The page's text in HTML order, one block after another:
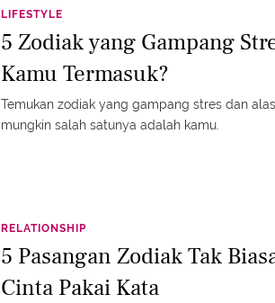
LIFESTYLE
5 Zodiak yang Gampang
Kamu Termasuk?
Temukan zodiak yang gampang stres dan
mungkin salah satunya adalah kamu.
RELATIONSHIP
5 Pasangan Zodiak Tak
Cinta Pakai Kata